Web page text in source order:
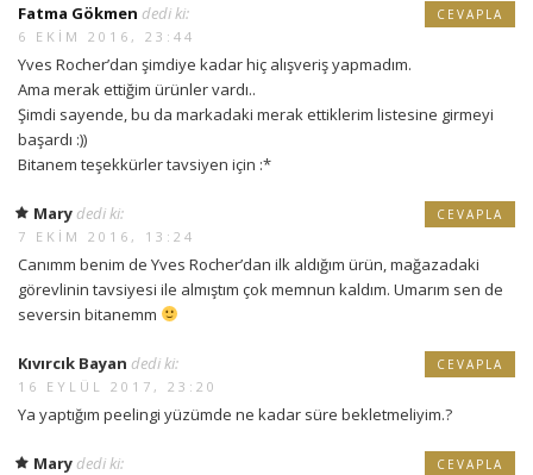
Fatma Gökmen dedi ki:
6 EKIM 2016, 23:44
Yves Rocher’dan şimdiye kadar hiç alışveriş yapmadım.
Ama merak ettiğim ürünler vardı..
Şimdi sayende, bu da markadaki merak ettiklerim listesine girmeyi
başardı :))
Bitanem teşekkürler tavsiyen için :*
CEVAPLA
Mary dedi ki:
7 EKIM 2016, 13:24
Canımm benim de Yves Rocher’dan ilk aldığım ürün, mağazadaki
görevlinin tavsiyesi ile almıştım çok memnun kaldım. Umarım sen de
seversin bitanemm
CEVAPLA
Kıvırcık Bayan dedi ki:
16 EYLÜL 2017, 23:20
Ya yaptığım peelingi yüzümde ne kadar süre bekletmeliyim.?
CEVAPLA
Mary dedi ki: CEVAPLA